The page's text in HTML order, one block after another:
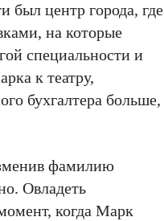
центр города, где
на которые
специальности и
к театру,
бухгалтера больше,
фамилию
Овладеть
когда Марк